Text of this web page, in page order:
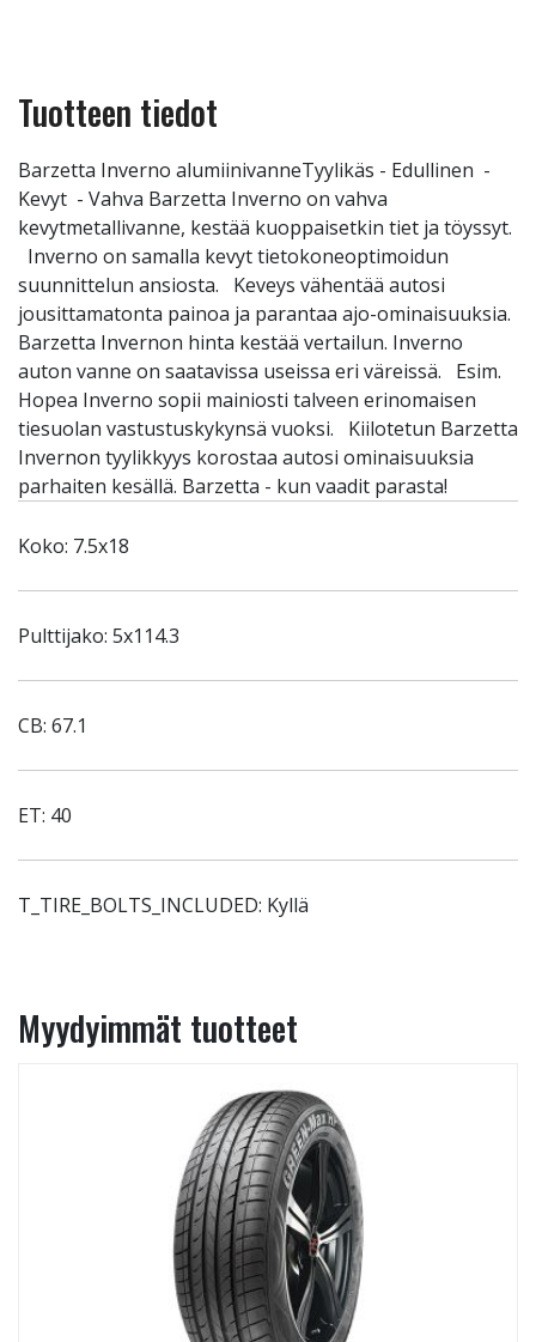
Tuotteen tiedot
Barzetta Inverno alumiinivanneTyylikäs - Edullinen -
Kevyt - Vahva Barzetta Inverno on vahva
kevytmetallivanne, kestää kuoppaisetkin tiet ja töyssyt.
Inverno on samalla kevyt tietokoneoptimoidun
suunnittelun ansiosta. Keveys vähentää autosi
jousittamatonta painoa ja parantaa ajo-ominaisuuksia.
Barzetta Invernon hinta kestää vertailun. Inverno
auton vanne on saatavissa useissa eri väreissä. Esim.
Hopea Inverno sopii mainiosti talveen erinomaisen
tiesuolan vastustuskykynsä vuoksi. Kiilotetun Barzetta
Invernon tyylikkyys korostaa autosi ominaisuuksia
parhaiten kesällä. Barzetta - kun vaadit parasta!
Koko: 7.5x18
Pulttijako: 5x114.3
CB: 67.1
ET: 40
T_TIRE_BOLTS_INCLUDED: Kyllä
Myydyimmät tuotteet